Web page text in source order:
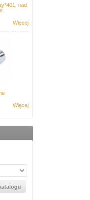
nad
Więcej
Więcej